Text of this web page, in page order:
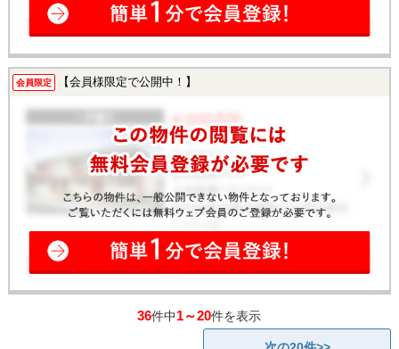
会員限定 【会員様限定で公開中！】
36件中1～20件を表示